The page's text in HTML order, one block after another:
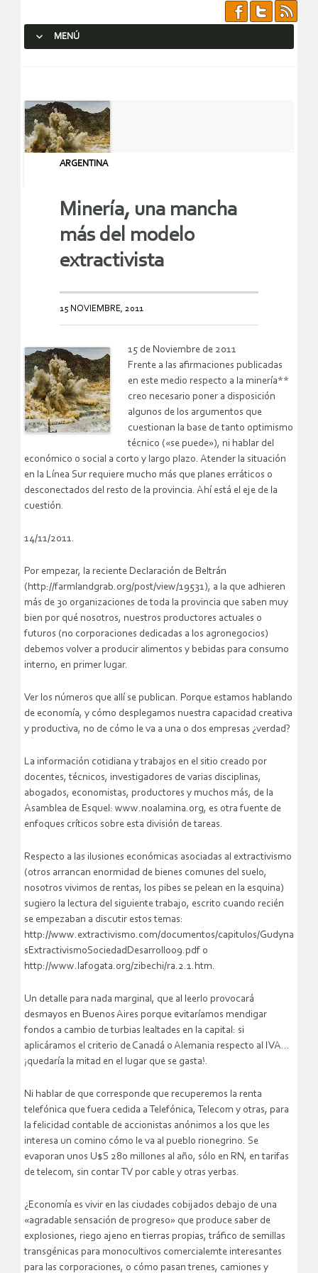
MENÚ
ARGENTINA
Minería, una mancha
más del modelo
extractivista
15 NOVIEMBRE, 2011
15 de Noviembre de 2011
Frente a las afirmaciones publicadas
en este medio respecto a la minería**
creo necesario poner a disposición
algunos de los argumentos que
cuestionan la base de tanto optimismo
técnico («se puede»), ni hablar del
económico o social a corto y largo plazo. Atender la situación
en la Línea Sur requiere mucho más que planes erráticos o
desconectados del resto de la provincia. Ahí está el eje de la
cuestión.
14/11/2011.
Por empezar, la reciente Declaración de Beltrán
(http://farmlandgrab.org/post/view/19531), a la que adhieren
más de 30 organizaciones de toda la provincia que saben muy
bien por qué nosotros, nuestros productores actuales o
futuros (no corporaciones dedicadas a los agronegocios)
debemos volver a producir alimentos y bebidas para consumo
interno, en primer lugar.
Ver los números que allí se publican. Porque estamos hablando
de economía, y cómo desplegamos nuestra capacidad creativa
y productiva, no de cómo le va a una o dos empresas ¿verdad?
La información cotidiana y trabajos en el sitio creado por
docentes, técnicos, investigadores de varias disciplinas,
abogados, economistas, productores y muchos más, de la
Asamblea de Esquel: www.noalamina.org, es otra fuente de
enfoques críticos sobre esta división de tareas.
Respecto a las ilusiones económicas asociadas al extractivismo
(otros arrancan enormidad de bienes comunes del suelo,
nosotros vivimos de rentas, los pibes se pelean en la esquina)
sugiero la lectura del siguiente trabajo, escrito cuando recién
se empezaban a discutir estos temas:
http://www.extractivismo.com/documentos/capitulos/Gudyna
sExtractivismoSociedadDesarrollo09.pdf o
http://www.lafogata.org/zibechi/ra.2.1.htm.
Un detalle para nada marginal, que al leerlo provocará
desmayos en Buenos Aires porque evitaríamos mendigar
fondos a cambio de turbias lealtades en la capital: si
aplicáramos el criterio de Canadá o Alemania respecto al IVA…
¡quedaría la mitad en el lugar que se gasta!.
Ni hablar de que corresponde que recuperemos la renta
telefónica que fuera cedida a Telefónica, Telecom y otras, para
la felicidad contable de accionistas anónimos a los que les
interesa un comino cómo le va al pueblo rionegrino. Se
evaporan unos U$S 280 millones al año, sólo en RN, en tarifas
de telecom, sin contar TV por cable y otras yerbas.
¿Economía es vivir en las ciudades cobijados debajo de una
«agradable sensación de progreso» que produce saber de
explosiones, riego ajeno en tierras propias, tráfico de semillas
transgénicas para monocultivos comercialemte interesantes
para las corporaciones, o cómo pasan trenes, camiones y